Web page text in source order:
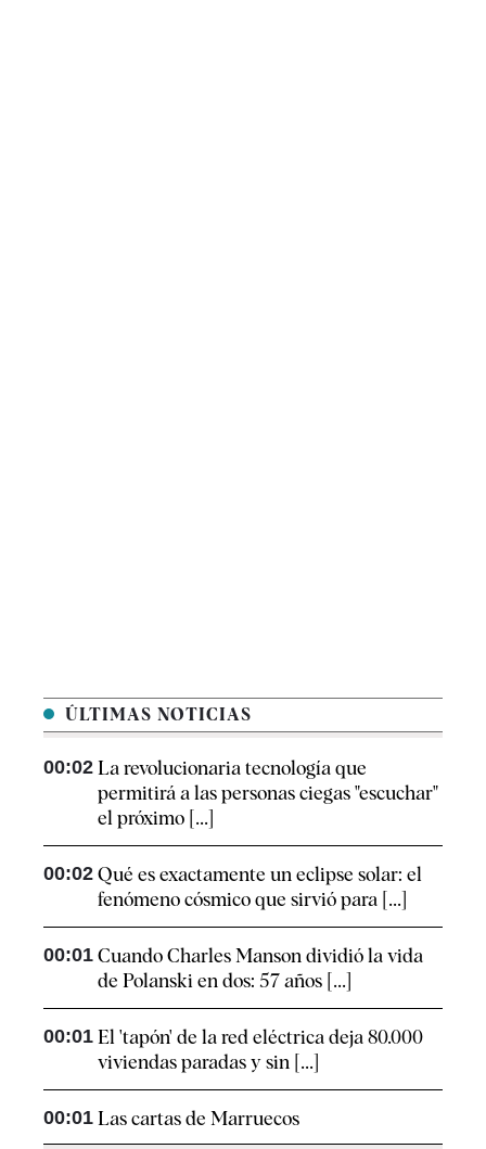
ÚLTIMAS NOTICIAS
00:02 La revolucionaria tecnología que
permitirá a las personas ciegas "escuchar"
el próximo [...]
00:02 Qué es exactamente un eclipse solar: el
fenómeno cósmico que sirvió para [...]
00:01 Cuando Charles Manson dividió la vida
de Polanski en dos: 57 años [...]
00:01 El 'tapón' de la red eléctrica deja 80.000
viviendas paradas y sin [...]
00:01 Las cartas de Marruecos